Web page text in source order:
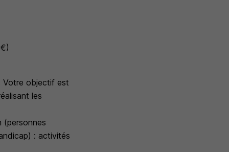
Votre objectif est
les
(personnes
: activités